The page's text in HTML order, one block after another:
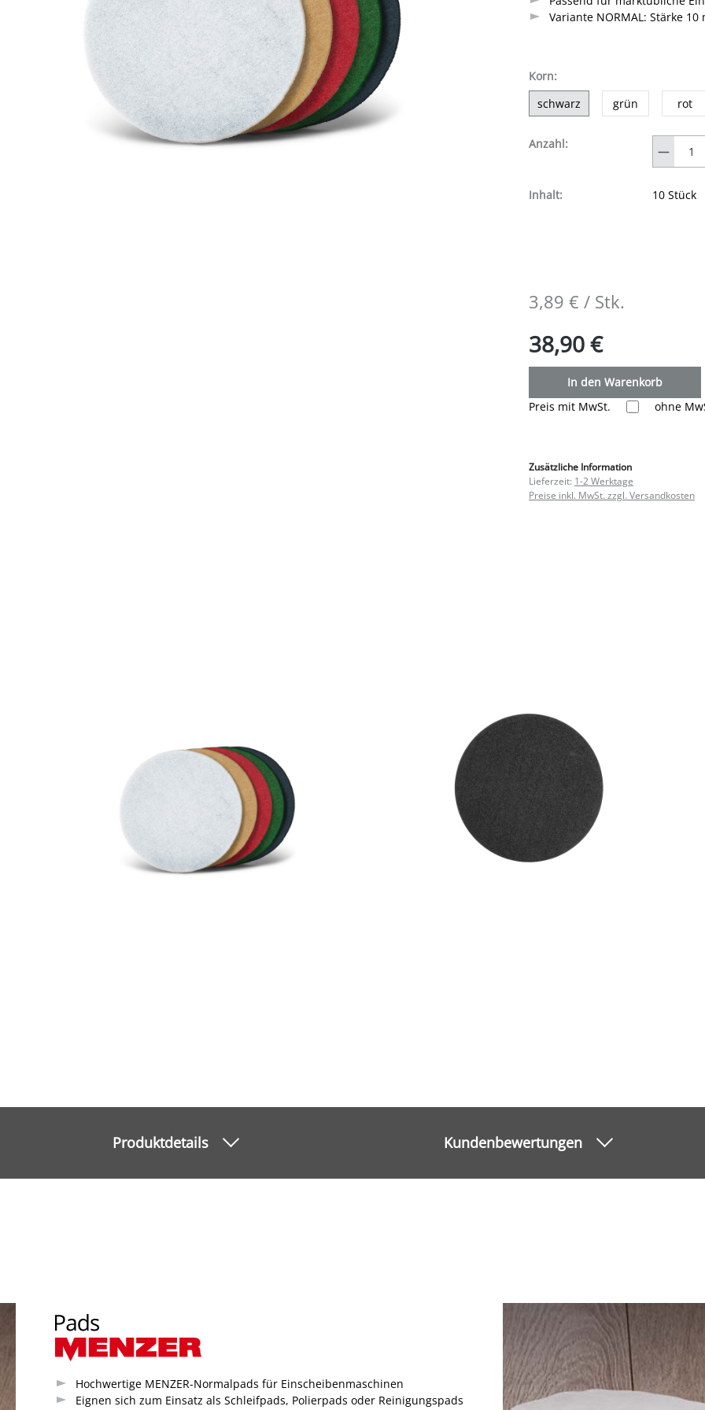
Variante NORMAL: Stärke 10
Kornauswählen
:
schwarz
grün rot
Anzahl:
Inhalt: 10 Stück
3,89 € / Stk.
38,90 €
In den Warenkorb
Preis mit MwSt.
ohne
Zusätzliche Information
Lieferzeit: 1-2 Werktage
Preise inkl. MwSt. zzgl. Versandkosten
Produktdetails Kundenbewertungen
Hochwertige MENZER-Normalpads für Einscheibenmaschinen
Eignen sich zum Einsatz als Schleifpads, Polierpads oder Reinigungspads